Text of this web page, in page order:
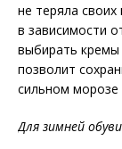
не теряла
в зависимости
выбирать
позволит
сильном морозе
Для зимней